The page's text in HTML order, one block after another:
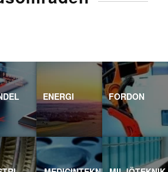
ENERGI FORDON